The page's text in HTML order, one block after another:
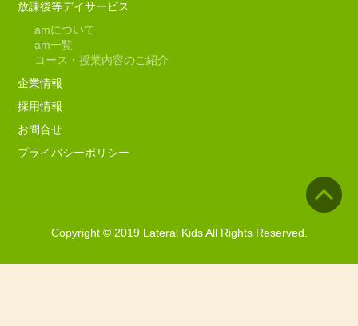
放課後等デイサービス
amについて
am一覧
コース・授業内容のご紹介
企業情報
採用情報
お問合せ
プライバシーポリシー
Copyright © 2019 Lateral Kids All Rights Reserved.